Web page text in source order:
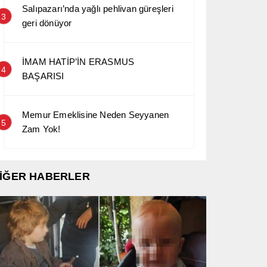
3
Salıpazarı’nda yağlı pehlivan güreşleri
geri dönüyor
4
İMAM HATİP’İN ERASMUS
BAŞARISI
5
Memur Emeklisine Neden Seyyanen
Zam Yok!
HABERLER